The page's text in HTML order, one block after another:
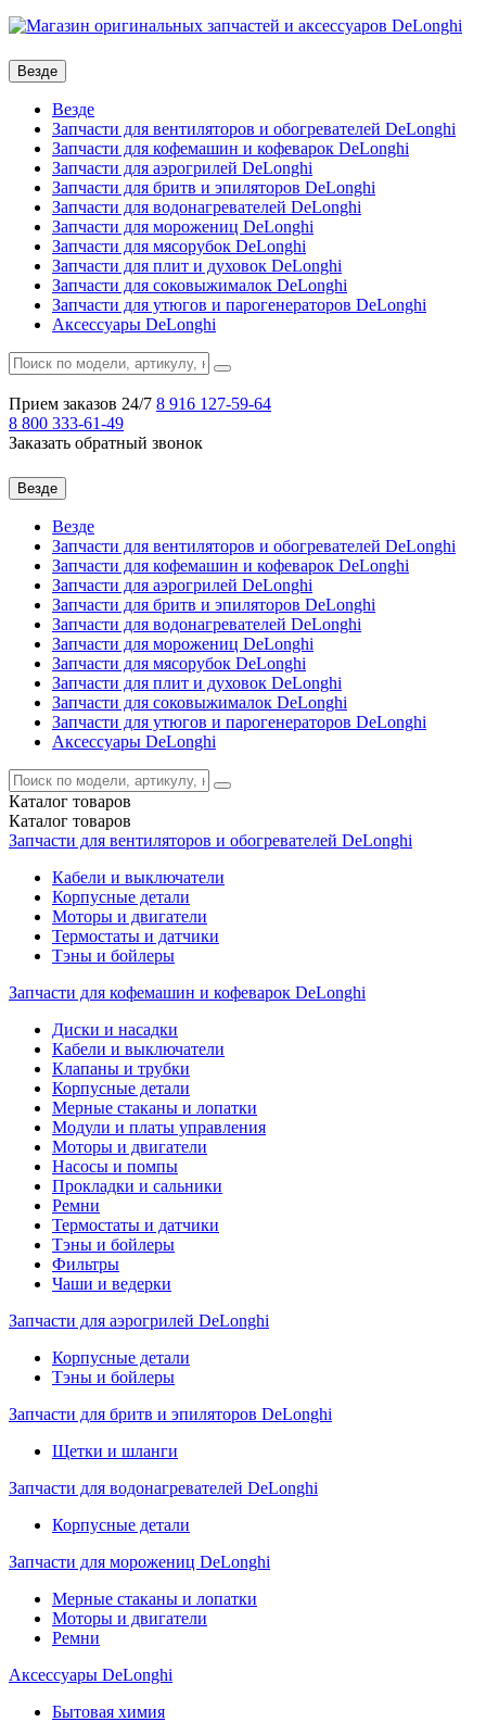
Везде
Везде
Запчасти для вентиляторов и обогревателей DeLonghi
Запчасти для кофемашин и кофеварок DeLonghi
Запчасти для аэрогрилей DeLonghi
Запчасти для бритв и эпиляторов DeLonghi
Запчасти для водонагревателей DeLonghi
Запчасти для морожениц DeLonghi
Запчасти для мясорубок DeLonghi
Запчасти для плит и духовок DeLonghi
Запчасти для соковыжималок DeLonghi
Запчасти для утюгов и парогенераторов DeLonghi
Аксессуары DeLonghi
Прием заказов 24/7 8 916 127-59-64
8 800 333-61-49
Заказать обратный звонок
Везде
Везде
Запчасти для вентиляторов и обогревателей DeLonghi
Запчасти для кофемашин и кофеварок DeLonghi
Запчасти для аэрогрилей DeLonghi
Запчасти для бритв и эпиляторов DeLonghi
Запчасти для водонагревателей DeLonghi
Запчасти для морожениц DeLonghi
Запчасти для мясорубок DeLonghi
Запчасти для плит и духовок DeLonghi
Запчасти для соковыжималок DeLonghi
Запчасти для утюгов и парогенераторов DeLonghi
Аксессуары DeLonghi
Каталог товаров
Каталог товаров
Запчасти для вентиляторов и обогревателей DeLonghi
Кабели и выключатели
Корпусные детали
Моторы и двигатели
Термостаты и датчики
Тэны и бойлеры
Запчасти для кофемашин и кофеварок DeLonghi
Диски и насадки
Кабели и выключатели
Клапаны и трубки
Корпусные детали
Мерные стаканы и лопатки
Модули и платы управления
Моторы и двигатели
Насосы и помпы
Прокладки и сальники
Ремни
Термостаты и датчики
Тэны и бойлеры
Фильтры
Чаши и ведерки
Запчасти для аэрогрилей DeLonghi
Корпусные детали
Тэны и бойлеры
Запчасти для бритв и эпиляторов DeLonghi
Щетки и шланги
Запчасти для водонагревателей DeLonghi
Корпусные детали
Запчасти для морожениц DeLonghi
Мерные стаканы и лопатки
Моторы и двигатели
Ремни
Аксессуары DeLonghi
Бытовая химия